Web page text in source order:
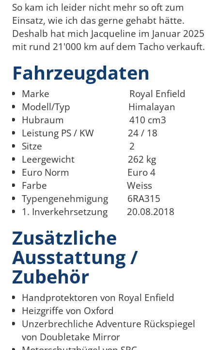
So kam ich leider nicht mehr so oft zum
Einsatz, wie ich das gerne gehabt hätte.
Deshalb hat mich Jacqueline im Januar 2025
mit rund 21'000 km auf dem Tacho verkauft.
Fahrzeugdaten
Marke Royal Enfield
Modell/Typ Himalayan
Hubraum 410 cm3
Leistung PS / KW 24 / 18
Sitze 2
Leergewicht 262 kg
Euro Norm Euro 4
Farbe Weiss
Typengenehmigung 6RA315
1. Inverkehrsetzung 20.08.2018
Zusätzliche
Ausstattung /
Zubehör
Handprotektoren von Royal Enfield
Heizgriffe von Oxford
Unzerbrechliche Adventure Rückspiegel
von Doubletake Mirror